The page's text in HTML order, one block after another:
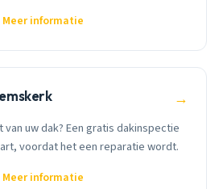
Meer informatie
→
uw dak? Een gratis dakinspectie
voordat het een reparatie wordt.
Meer informatie